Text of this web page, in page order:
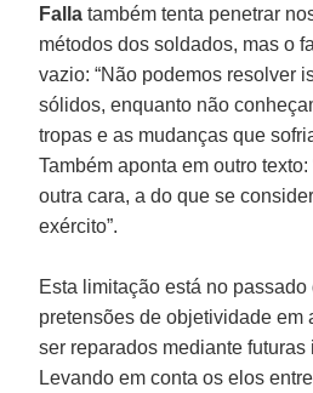
Falla também tenta penetrar
métodos dos soldados, mas o
vazio: “Não podemos resolver
sólidos, enquanto não
tropas e as mudanças que
Também aponta em outro
outra cara, a do que se
exército”.
Esta limitação está no
pretensões de objetividade em
ser reparados mediante futuras
Levando em conta os elos